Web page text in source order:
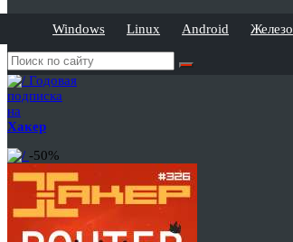
Windows Linux Android Железо
Годовая
подписка
на
Хакер
-50%